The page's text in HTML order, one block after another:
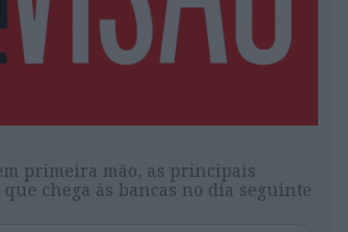
primeira mão, as principais
chega às bancas no dia seguinte